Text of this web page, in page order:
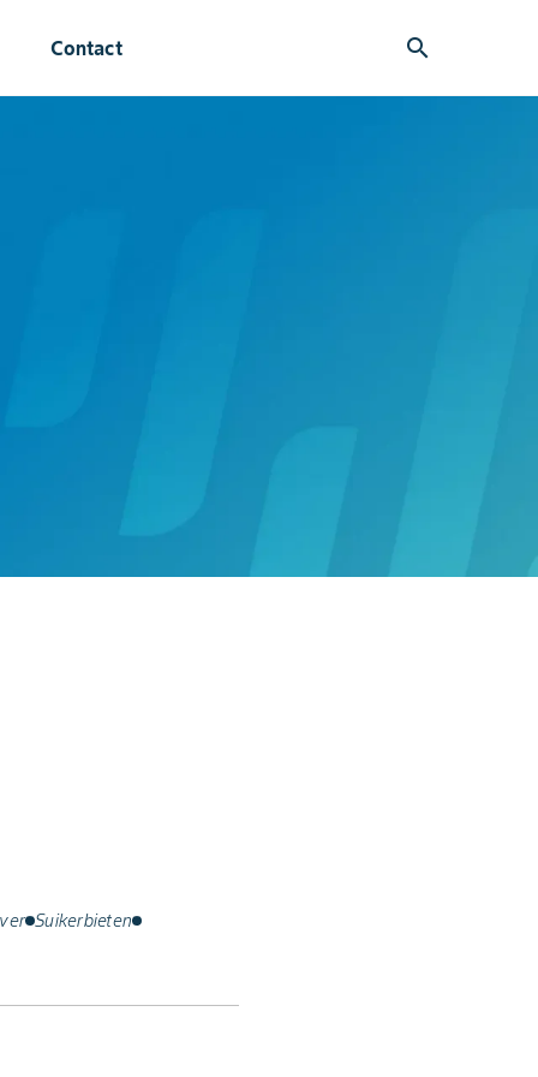
Contact search
Suikerbieten